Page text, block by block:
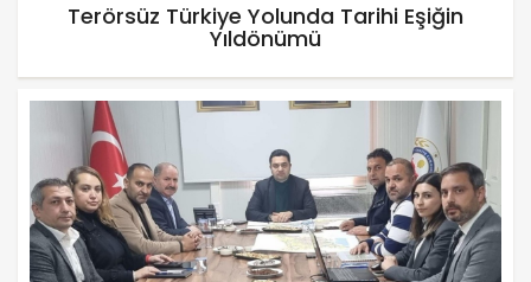
Terörsüz Türkiye Yolunda Tarihi Eşiğin
Yıldönümü